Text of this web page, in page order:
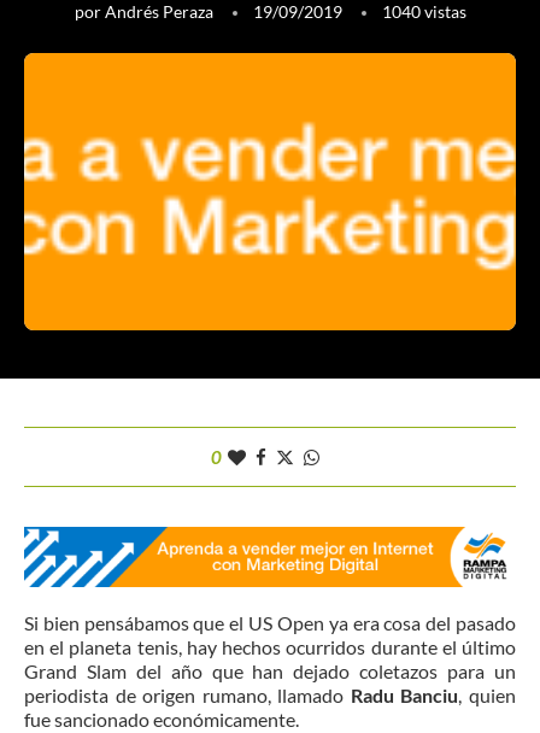
porAndrés Peraza 19/09/2019 1040vistas
0
Si bien pensábamos que el US Open ya era cosa del pasado
en el planeta tenis, hay hechos ocurridos durante el último
Grand Slam del año que han dejado coletazos para un
periodista de origen rumano, llamado Radu Banciu, quien
fue sancionado económicamente.